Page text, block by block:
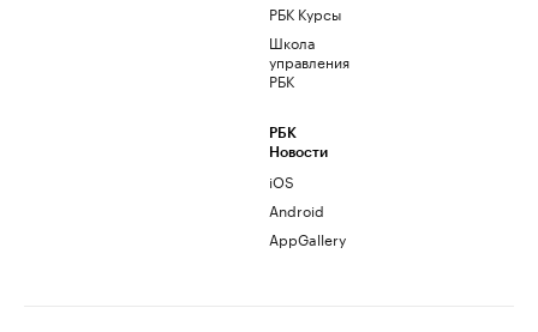
РБК Курсы
Школа
управления
РБК
РБК
Новости
iOS
Android
AppGallery